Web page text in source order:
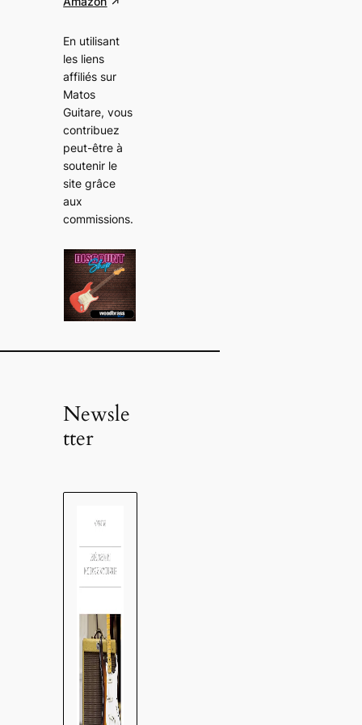
En utilisant
les liens
affiliés sur
Matos
Guitare, vous
contribuez
peut-être à
soutenir le
site grâce
aux
commissions.
Newsle
tter